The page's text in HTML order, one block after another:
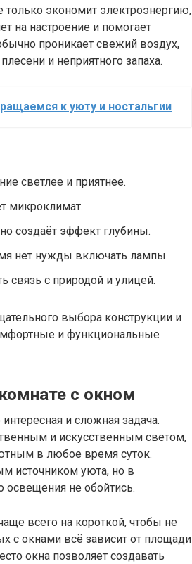
экономит электроэнергию,
на настроение и помогает
проникает свежий воздух,
и неприятного запаха.
к уюту и ностальгии
светлее и приятнее.
микроклимат.
создаёт эффект глубины.
нет нужды включать лампы.
связь с природой и улицей.
выбора конструкции и
и функциональные
с окном
и сложная задача.
и искусственным светом,
в любое время суток.
источником уюта, но в
освещения не обойтись.
всего на короткой, чтобы не
с окнами всё зависит от площади
окна позволяет создавать